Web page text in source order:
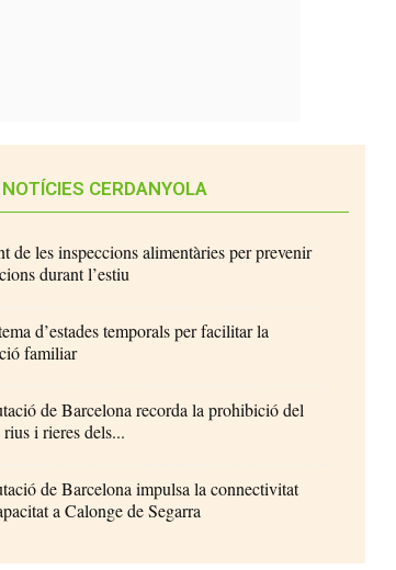
CERDANYOLA
de les inspeccions alimentàries per prevenir
durant l’estiu
d’estades temporals per facilitar la
familiar
de Barcelona recorda la prohibició del
i rieres dels...
de Barcelona impulsa la connectivitat
a Calonge de Segarra